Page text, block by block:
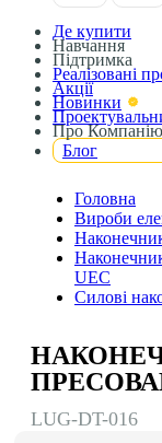
Де купити
Навчання
Підтримка
Реалізовані
Акції
Новинки
Про Компанію
Блог
Головна
Вироби
UEC
Силові
LUG-DT-016